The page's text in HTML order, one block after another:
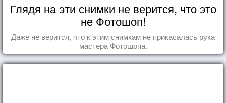
Глядя на эти снимки не верится, что это
не Фотошоп!
Даже не верится, что к этим снимкам не прикасалась рука
мастера Фотошопа.